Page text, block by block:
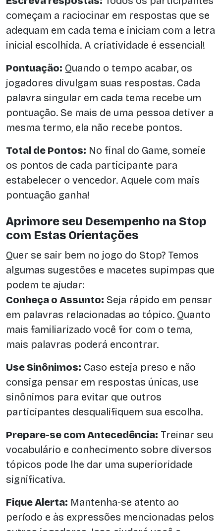
começam a raciocinar em respostas que se
adequam em cada tema e iniciam com a letra
inicial escolhida. A criatividade é essencial!
Pontuação: Quando o tempo acabar, os
jogadores divulgam suas respostas. Cada
palavra singular em cada tema recebe um
pontuação. Se mais de uma pessoa detiver a
mesma termo, ela não recebe pontos.
Total de Pontos: No final do Game, someie
os pontos de cada participante para
estabelecer o vencedor. Aquele com mais
pontuação ganha!
Aprimore seu Desempenho na Stop
com Estas Orientações
Quer se sair bem no jogo do Stop? Temos
algumas sugestões e macetes supimpas que
podem te ajudar:
Conheça o Assunto: Seja rápido em pensar
em palavras relacionadas ao tópico. Quanto
mais familiarizado você for com o tema,
mais palavras poderá encontrar.
Use Sinônimos: Caso esteja preso e não
consiga pensar em respostas únicas, use
sinônimos para evitar que outros
participantes desqualifiquem sua escolha.
Prepare-se com Antecedência: Treinar seu
vocabulário e conhecimento sobre diversos
tópicos pode lhe dar uma superioridade
significativa.
Fique Alerta: Mantenha-se atento ao
período e às expressões mencionadas pelos